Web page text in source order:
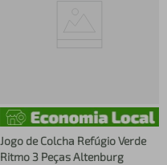
Jogo de Colcha Refúgio Verde
Ritmo 3 Peças Altenburg